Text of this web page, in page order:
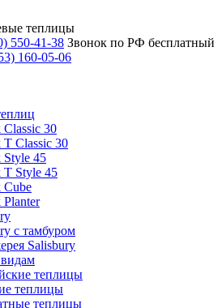
теплицы
550-41-38 Звонок по РФ бесплатный
160-05-06
Classic 30
T Classic 30
Style 45
Т Style 45
Cube
Planter
с тамбуром
Salisbury
теплицы
теплицы
теплицы